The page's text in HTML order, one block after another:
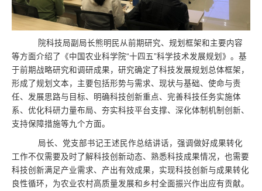
院科技局副局长熊明民从前期研究、规划框架和主要内容
等方面介绍了《中国农业科学院“十四五”科学技术发展规划》。基
于前期战略研究和调研成果，研究确定了科技发展规划总体框架，
形成了规划文本，主要包括形势与需求、现状与基础、使命与责
任、发展思路与目标、明确科技创新重点、完善科技任务实施体
系、优化科研力量布局、夯实科技平台支撑、深化体制机制创新、
支持保障措施等九个方面。
局长、党支部书记王述民作总结讲话，强调做好成果转化
工作不仅需要及时了解科技创新动态、熟悉科技成果情况，也需要
科技创新满足产业需求、产出有效成果，实现科技创新与成果转化
良性循环，为农业农村高质量发展和乡村全面振兴作出应有贡献。